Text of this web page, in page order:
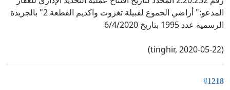
المدعو:" أراضي الجموع لقبيلة تغزوت واكديم القطعة 2" بالجريدة
الرسمية عدد 1995 بتاريخ 6/4/2020
(tinghir, 2020-05-22)
#1218